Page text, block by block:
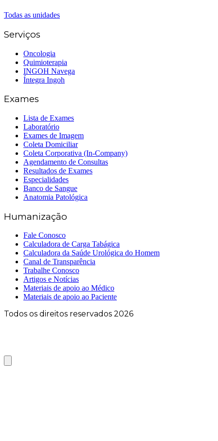
Todas as unidades
Serviços
Oncologia
Quimioterapia
INGOH Navega
Íntegra Ingoh
Exames
Lista de Exames
Laboratório
Exames de Imagem
Coleta Domiciliar
Coleta Corporativa (In-Company)
Agendamento de Consultas
Resultados de Exames
Especialidades
Banco de Sangue
Anatomia Patológica
Humanização
Fale Conosco
Calculadora de Carga Tabágica
Calculadora da Saúde Urológica do Homem
Canal de Transparência
Trabalhe Conosco
Artigos e Notícias
Materiais de apoio ao Médico
Materiais de apoio ao Paciente
Todos os direitos reservados 2026